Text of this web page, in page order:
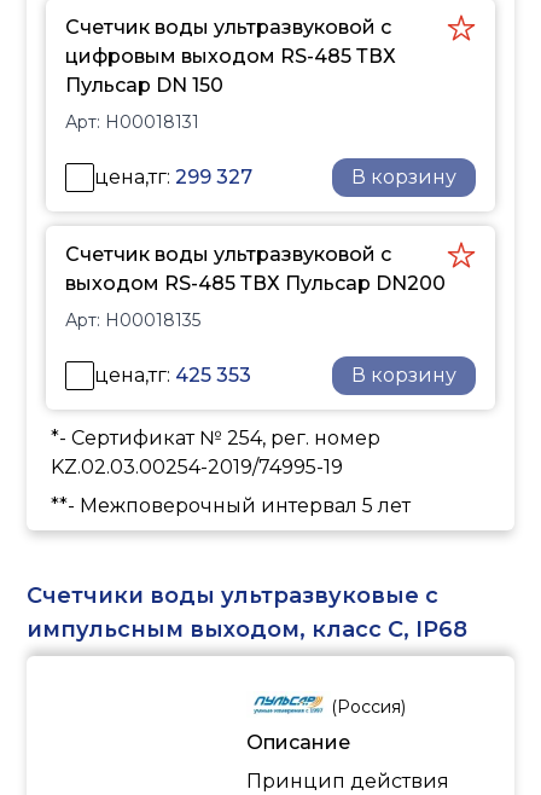
Счетчик воды ультразвуковой с
цифровым выходом RS-485 ТВХ
Пульсар DN 150
Арт: H00018131
цена,тг:299 327 В корзину
Счетчик воды ультразвуковой с
выходом RS-485 ТВХ Пульсар DN200
Арт: H00018135
цена,тг: 425 353 В корзину
*- Сертификат № 254, рег. номер
KZ.02.03.00254-2019/74995-19
**- Межповерочный интервал 5 лет
Счетчики воды ультразвуковые с
импульсным выходом, класс С, IP68
(Россия)
Описание
Принцип действия